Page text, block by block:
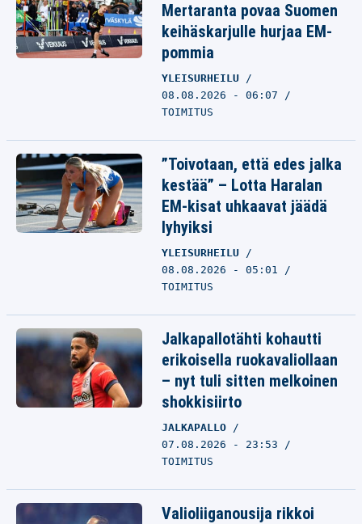
Mertaranta povaa Suomen
keihäskarjulle hurjaa EM-
pommia
YLEISURHEILU
08.08.2026 - 06:07
TOIMITUS
”Toivotaan, että edes jalka
kestää” – Lotta Haralan
EM-kisat uhkaavat jäädä
lyhyiksi
YLEISURHEILU
08.08.2026 - 05:01
TOIMITUS
Jalkapallotähti kohautti
erikoisella ruokavaliollaan
– nyt tuli sitten melkoinen
shokkisiirto
JALKAPALLO
07.08.2026 - 23:53
TOIMITUS
Valioliiganousija rikkoi